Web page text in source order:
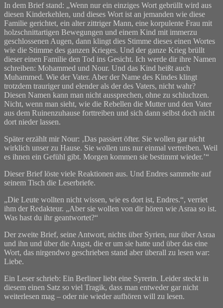
In dem Brief stand: „Wenn nur ein einziges Wort gebrüllt wird aus
diesen Kinderkehlen, und dieses Wort ist an jemanden wie diese
Familie gerichtet, ein alter zittriger Mann, eine korpulente Frau mit
holzschnittartigen Bewegungen und einem Kind mit immerzu
geschlossenen Augen, dann klingt dies Stimme dieses einen Wortes
wie die Stimme des ganzen Krieges. Und der ganze Krieg brüllt
dieser einen Familie den Tod ins Gesicht. Ich werde dir ihre Namen
schreiben: Mohammed und Nour. Und das Kind heißt auch
Muhammed. Wie der Vater. Aber der Name des Kindes klingt
trotzdem trauriger und elender als der des Vaters, nicht wahr?
Diesen Namen kann man nicht aussprechen, ohne zu schluchzen.
Nicht, wenn man sieht, wie die Rebellen die Mutter und den Vater
aus dem Ruinenzuhause forttreiben und sich dann selbst doch nicht
dort nieder lassen.
Später erzählt mir Nour: ‚Das passiert öfter. Sie wollen gar nicht
wirklich unser zu Hause. Sie wollen uns nur einmal vertreiben. Weil
es ihnen ein Gefühl gibt. Morgen kommen sie bestimmt wieder.’“
Dieser Brief löste viele Reaktionen aus. Und Endres sammelte auf
seinem Tisch die Leserbriefe.
„Die Leute wollten nicht wissen, wie es dort ist, Endres.“, verriet
ihm der Redakteur. „Aber sie wollen von dir hören wie Asraa so ist.
Was hast du ihr geantwortet?“
Der zweite Brief, seine Antwort, nichts über Syrien, nur über Asraa
und ihn und über die Angst, die er um sie hatte und über das eine
Wort, das nirgendwo geschrieben stand aber überall zu lesen war:
Liebe.
Ein Leser schrieb: Ein Berliner liebt eine Syrerin. Leider steckt in
diesem einen Satz so viel Tragik, dass man entweder gar nicht
weiterlesen mag – oder nie wieder aufhören will zu lesen.